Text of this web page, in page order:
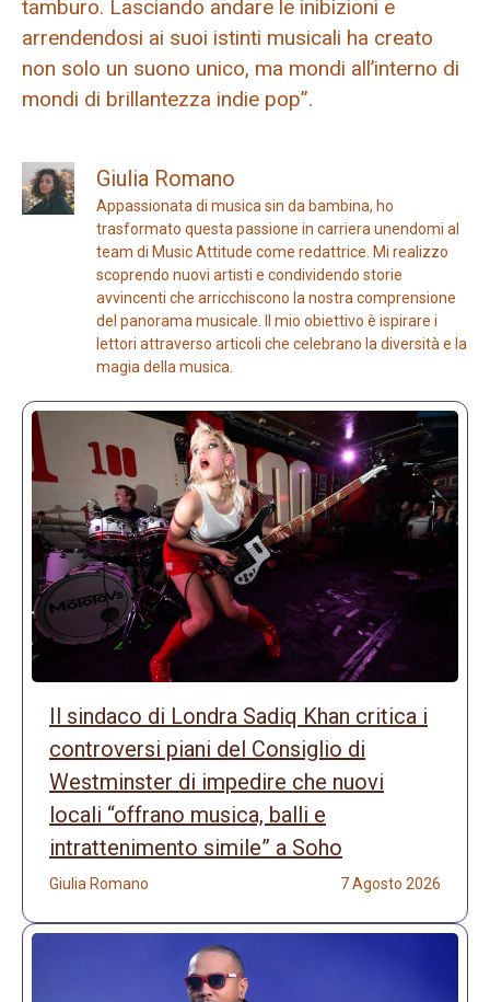
tamburo. Lasciando andare le inibizioni e
arrendendosi ai suoi istinti musicali ha creato
non solo un suono unico, ma mondi all’interno di
mondi di brillantezza indie pop”.
Giulia Romano
Appassionata di musica sin da bambina, ho
trasformato questa passione in carriera unendomi al
team di Music Attitude come redattrice. Mi realizzo
scoprendo nuovi artisti e condividendo storie
avvincenti che arricchiscono la nostra comprensione
del panorama musicale. Il mio obiettivo è ispirare i
lettori attraverso articoli che celebrano la diversità e la
magia della musica.
Il sindaco di Londra Sadiq Khan critica i
controversi piani del Consiglio di
Westminster di impedire che nuovi
locali “offrano musica, balli e
intrattenimento simile” a Soho
Giulia Romano 7 Agosto 2026